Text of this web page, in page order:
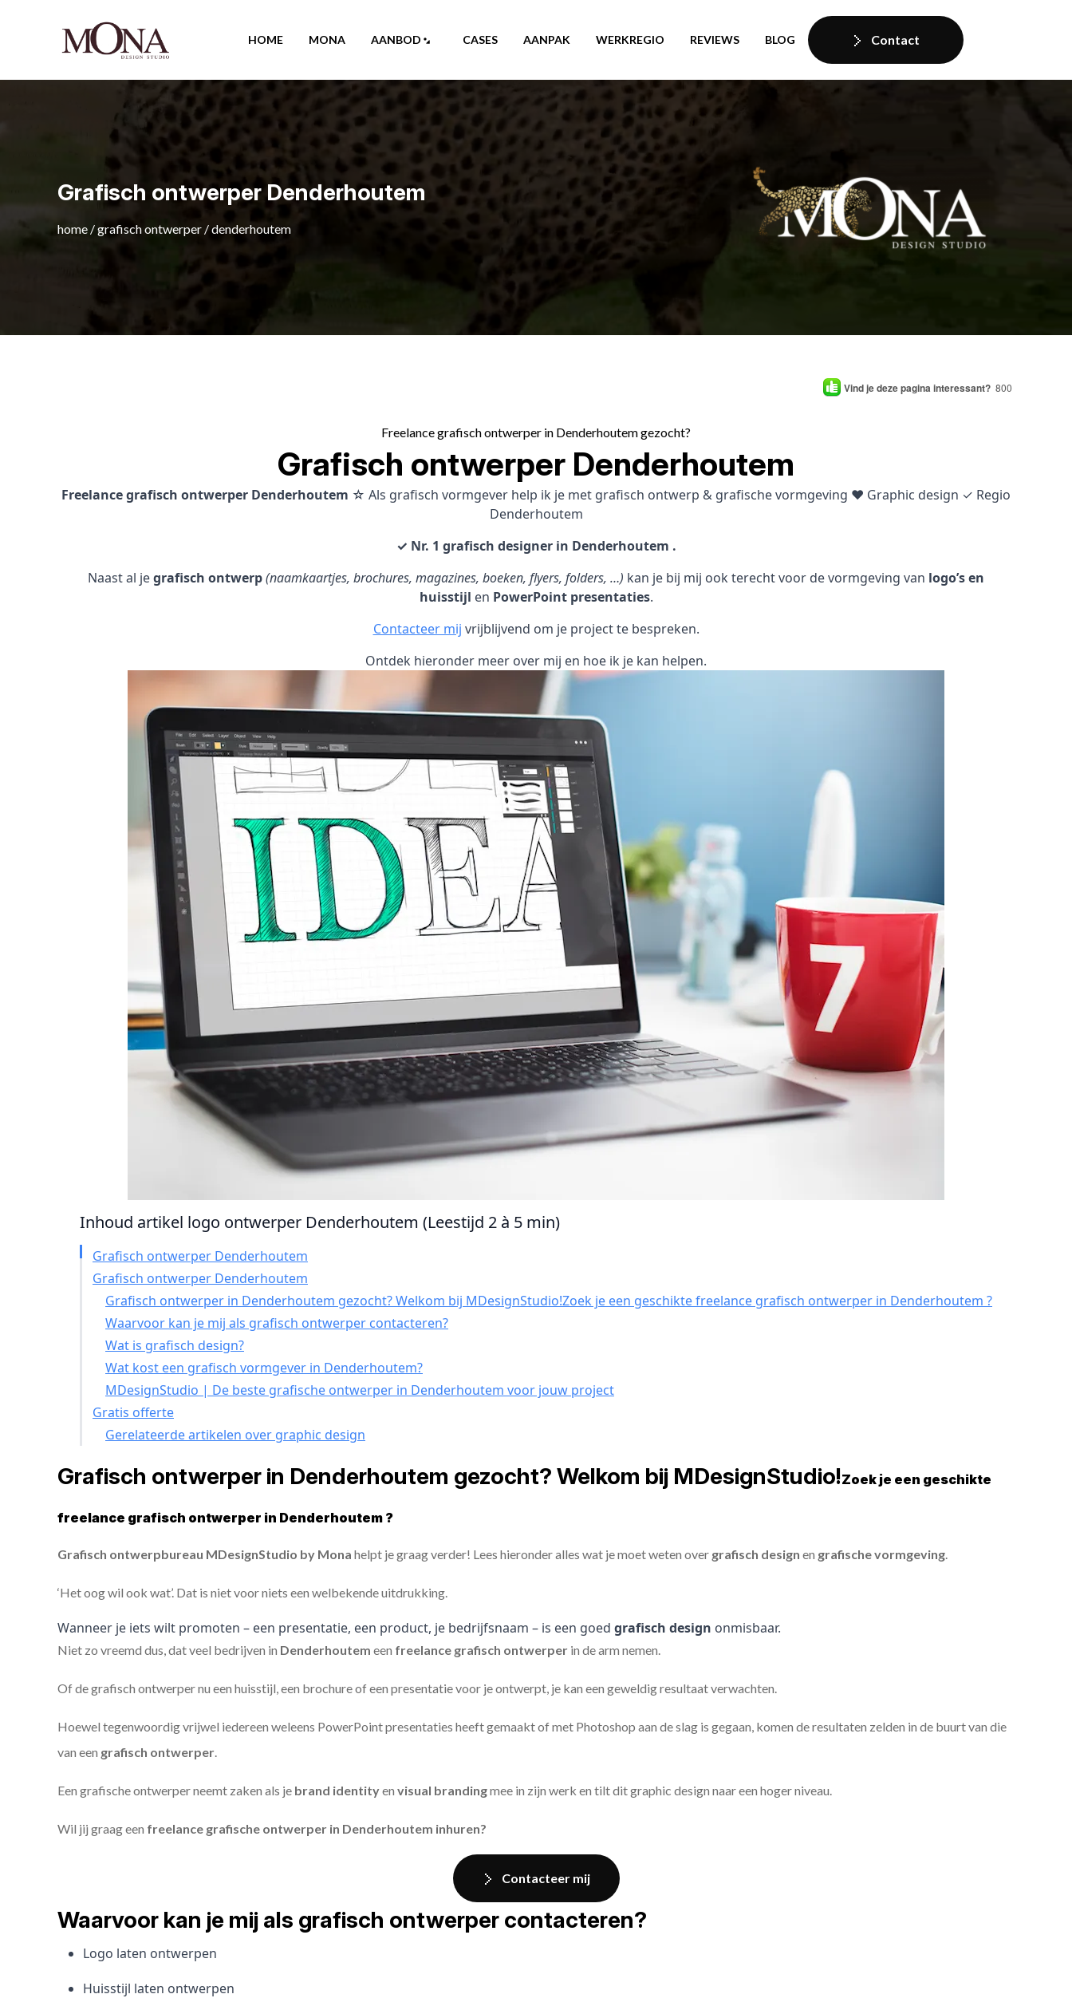
HOME MONA AANBOD CASES AANPAK WERKREGIO REVIEWS BLOG Contact
Grafisch ontwerper Denderhoutem
home /grafisch ontwerper /denderhoutem
Vind je deze pagina interessant? 800
Freelance grafisch ontwerper in Denderhoutem gezocht?
Grafisch ontwerper Denderhoutem
Freelance grafisch ontwerper Denderhoutem ☆ Als grafisch vormgever help ik je met grafisch ontwerp & grafische vormgeving ♥ Graphic design ✓ Regio
Denderhoutem
✓ Nr. 1 grafisch designer in Denderhoutem .
Naast al jegrafisch ontwerp(naamkaartjes, brochures, magazines, boeken, flyers, folders, …) kan je bij mij ook terecht voor de vormgeving van logo’s en
huisstijl en PowerPoint presentaties.
Contacteer mij vrijblijvend om je project te bespreken.
Ontdek hieronder meer over mij en hoe ik je kan helpen.
Inhoud artikel logo ontwerper Denderhoutem (Leestijd 2 à 5 min)
Grafisch ontwerper Denderhoutem
Grafisch ontwerper Denderhoutem
Grafisch ontwerper in Denderhoutem gezocht? Welkom bij MDesignStudio!Zoek je een geschikte freelance grafisch ontwerper in Denderhoutem ?
Waarvoor kan je mij als grafisch ontwerper contacteren?
Wat is grafisch design?
Wat kost een grafisch vormgever in Denderhoutem?
MDesignStudio | De beste grafische ontwerper in Denderhoutem voor jouw project
Gratis offerte
Gerelateerde artikelen over graphic design
Grafisch ontwerper in Denderhoutem gezocht? Welkom bij MDesignStudio!Zoek je een geschikte
freelance grafisch ontwerper in Denderhoutem ?
Grafisch ontwerpbureau MDesignStudio by Mona helpt je graag verder! Lees hieronder alles wat je moet weten over grafisch design en grafische vormgeving.
‘Het oog wil ook wat’. Dat is niet voor niets een welbekende uitdrukking.
Wanneer je iets wilt promoten – een presentatie, een product, je bedrijfsnaam – is een goed grafisch design onmisbaar.
Niet zo vreemd dus, dat veel bedrijven in Denderhoutem een freelance grafisch ontwerper in de arm nemen.
Of de grafisch ontwerper nu een huisstijl, een brochure of een presentatie voor je ontwerpt, je kan een geweldig resultaat verwachten.
Hoewel tegenwoordig vrijwel iedereen weleens PowerPoint presentaties heeft gemaakt of met Photoshop aan de slag is gegaan, komen de resultaten zelden in de buurt van die
van een grafisch ontwerper.
Een grafische ontwerper neemt zaken als je brand identityen visual brandingmee in zijn werk en tilt dit graphic design naar een hoger niveau.
Wil jij graag een freelance grafische ontwerper in Denderhoutem inhuren?
Contacteer mij
Waarvoor kan je mij als grafisch ontwerper contacteren?
Logo laten ontwerpen
Huisstijl laten ontwerpen